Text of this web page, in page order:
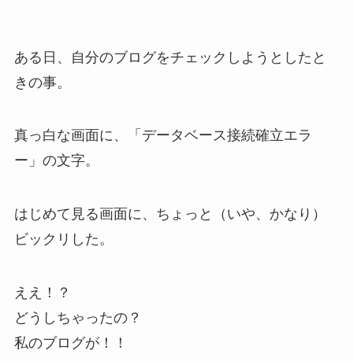
ある日、自分のブログをチェックしようとしたと
きの事。
真っ白な画面に、「 データベース接続確立エラ
ー 」の文字。
はじめて見る画面に、ちょっと（いや、かなり）
ビックリした。
ええ！？
どうしちゃったの？
私のブログが！！